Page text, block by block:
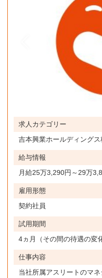
求人カテゴリー
吉本興業ホールディングス
給与情報
月給25万3,290円～29万
雇用形態
契約社員
試用期間
4ヵ月（その間の待遇の変
仕事内容
当社所属アスリートのマ